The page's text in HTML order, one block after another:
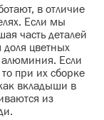
в отличие
Если мы
часть деталей
цветных
алюминия. Если
при их сборке
вкладыши в
из